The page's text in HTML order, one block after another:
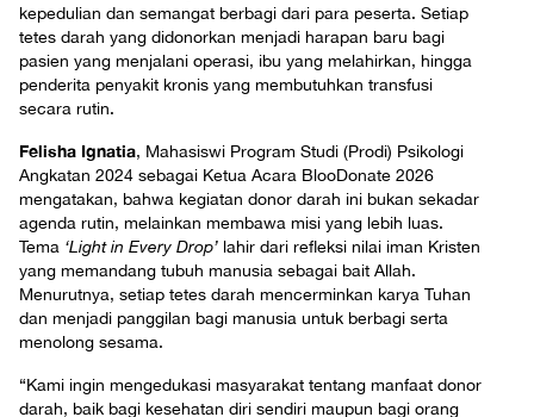
kepedulian dan semangat berbagi dari para peserta. Setiap
tetes darah yang didonorkan menjadi harapan baru bagi
pasien yang menjalani operasi, ibu yang melahirkan, hingga
penderita penyakit kronis yang membutuhkan transfusi
secara rutin.
Felisha Ignatia, Mahasiswi Program Studi (Prodi) Psikologi
Angkatan 2024 sebagai Ketua Acara BlooDonate 2026
mengatakan, bahwa kegiatan donor darah ini bukan sekadar
agenda rutin, melainkan membawa misi yang lebih luas.
Tema ‘Light in Every Drop’ lahir dari refleksi nilai iman Kristen
yang memandang tubuh manusia sebagai bait Allah.
Menurutnya, setiap tetes darah mencerminkan karya Tuhan
dan menjadi panggilan bagi manusia untuk berbagi serta
menolong sesama.
“Kami ingin mengedukasi masyarakat tentang manfaat donor
darah, baik bagi kesehatan diri sendiri maupun bagi orang